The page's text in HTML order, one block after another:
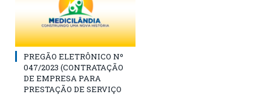
PREGÃO ELETRÔNICO Nº
047/2023 (CONTRATAÇÃO
DE EMPRESA PARA
PRESTAÇÃO DE SERVIÇO